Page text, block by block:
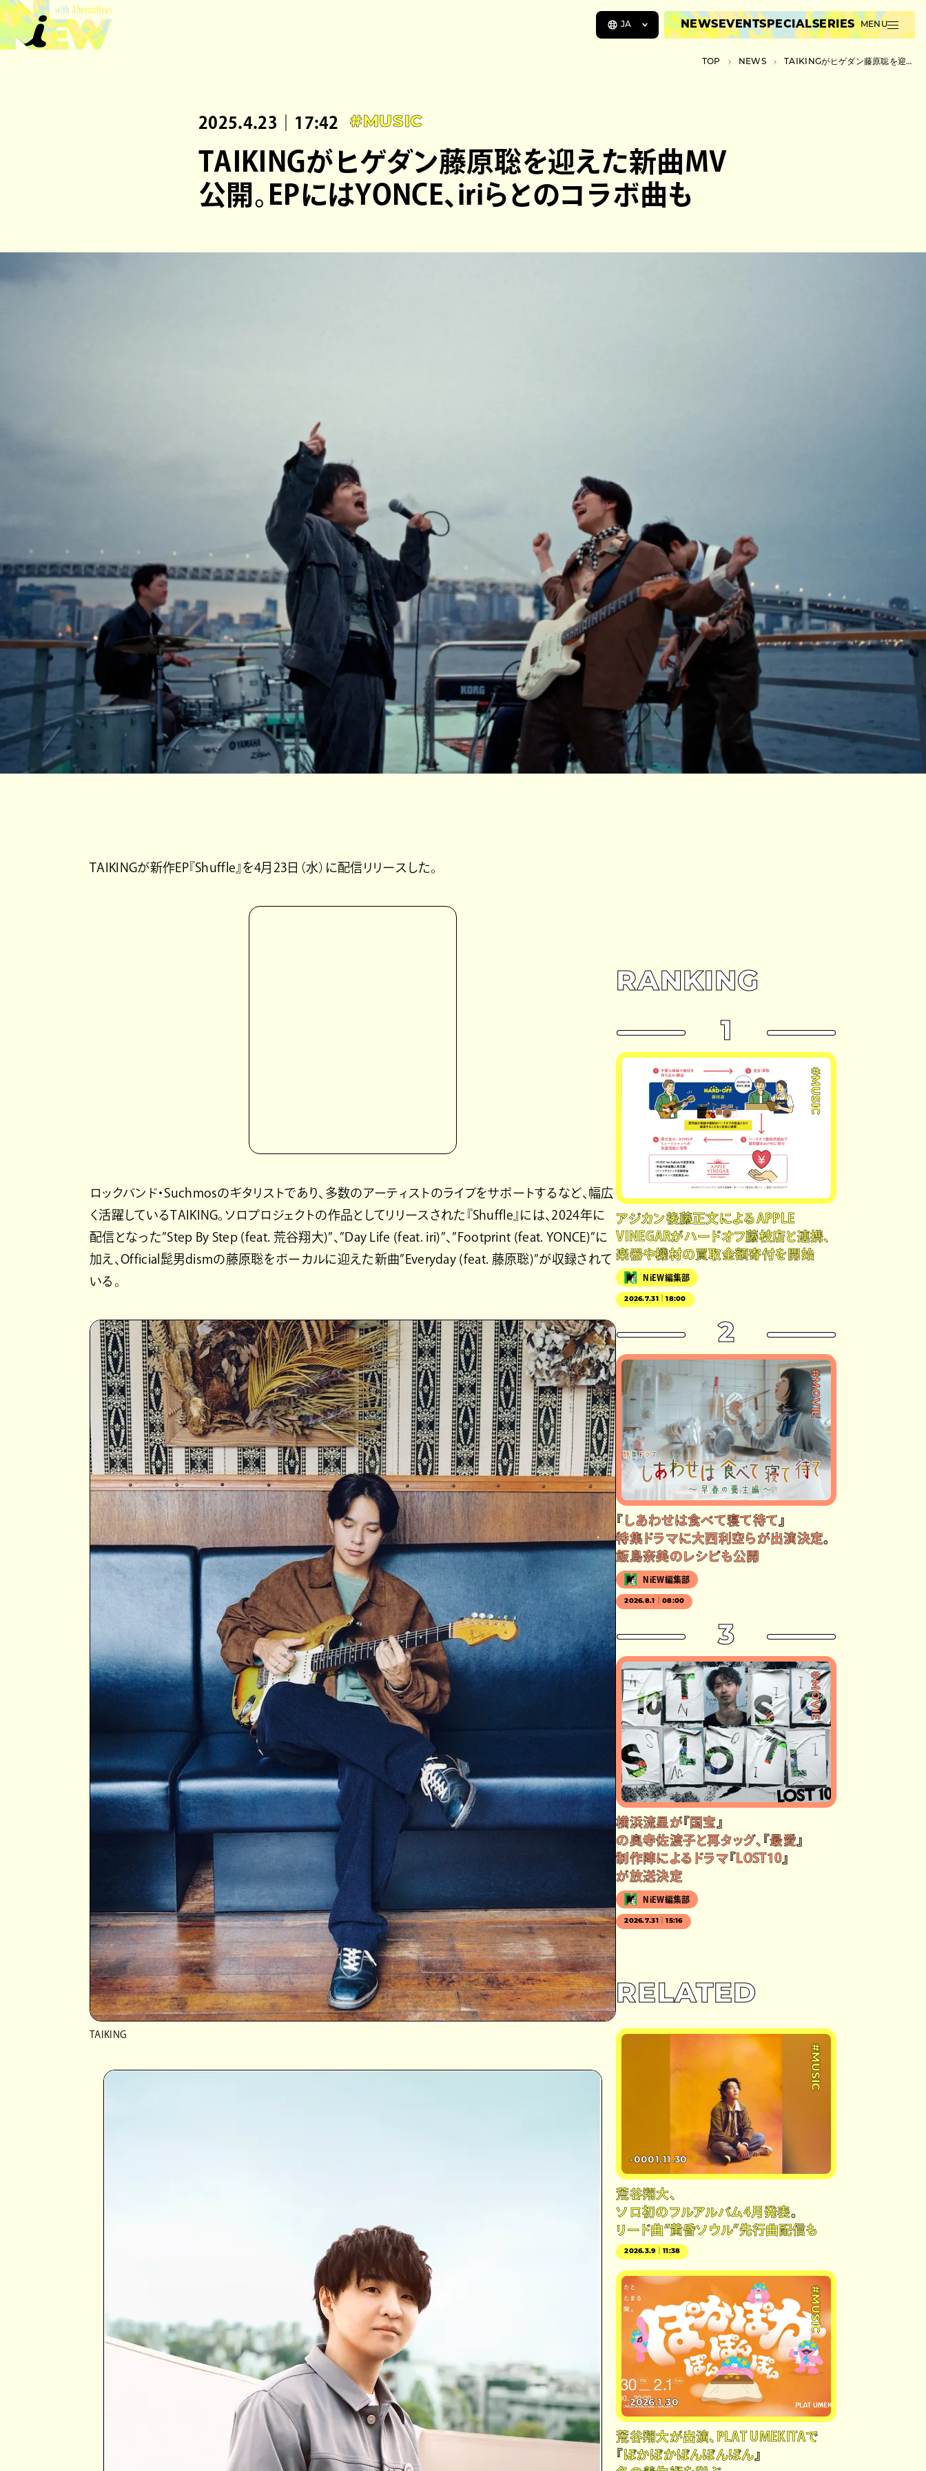
JA NEWSEVENTSPECIALSERIES MENU
TOP NEWS TAIKINGがヒゲダン藤原聡を迎えた新曲MV公開。EPにはYONCE、iriらとのコラボ曲も
2025.4.23｜17:42 #MUSIC
TAIKINGがヒゲダン藤原聡を迎えた新曲MV
公開。EPにはYONCE、iriらとのコラボ曲も
TAIKINGが新作EP『Shuffle』を4月23日（水）に配信リリースした。
ロックバンド・Suchmosのギタリストであり、多数のアーティストのライブをサポートするなど、幅広
く活躍しているTAIKING。ソロプロジェクトの作品としてリリースされた『Shuffle』には、2024年に
配信となった”Step By Step (feat. 荒谷翔大)”、”Day Life (feat. iri)”、”Footprint (feat. YONCE)”に
加え、Official髭男dismの藤原聡をボーカルに迎えた新曲”Everyday (feat. 藤原聡)”が収録されて
いる。
TAIKING
RANKING
1
#MUSIC
アジカン後藤正文によるAPPLE
VINEGARがハードオフ藤枝店と連携、
楽器や機材の買取金額寄付を開始
NiEW編集部
2026.7.31｜18:00
2
#MOVIE
『しあわせは食べて寝て待て』
特集ドラマに大西利空らが出演決定。
飯島奈美のレシピも公開
NiEW編集部
2026.8.1｜08:00
3
#MOVIE
横浜流星が『国宝』
の奥寺佐渡子と再タッグ、『最愛』
制作陣によるドラマ『LOST10』
が放送決定
NiEW編集部
2026.7.31｜15:16
RELATED
#MUSIC
-0001.11.30
荒谷翔大、
ソロ初のフルアルバム4月発表。
リード曲“黄昏ソウル”先行曲配信も
2026.3.9｜11:38
#MUSIC
2026.1.30
荒谷翔大が出演、PLAT UMEKITAで
『ぽかぽかぽんぽんぽん』